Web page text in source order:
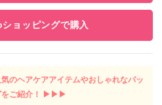
ショッピングで購入
のヘアケアアイテムやおしゃれなパッ
をご紹介！ ▶︎▶︎▶︎